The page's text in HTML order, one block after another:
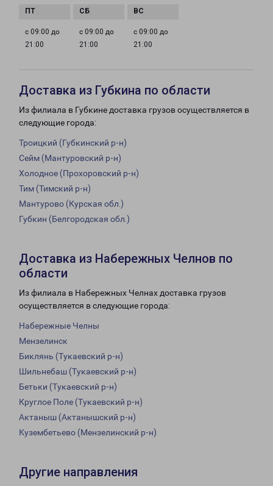
с 09:00 до
21:00
с 09:00 до
21:00
с 09:00 до
21:00
Доставка из Губкина по области
Из филиала в Губкине доставка грузов осуществляется в
следующие города:
Троицкий (Губкинский р-н)
Сейм (Мантуровский р-н)
Холодное (Прохоровский р-н)
Тим (Тимский р-н)
Мантурово (Курская обл.)
Губкин (Белгородская обл.)
Доставка из Набережных Челнов по
области
Из филиала в Набережных Челнах доставка грузов
осуществляется в следующие города:
Набережные Челны
Мензелинск
Биклянь (Тукаевский р-н)
Шильнебаш (Тукаевский р-н)
Бетьки (Тукаевский р-н)
Круглое Поле (Тукаевский р-н)
Актаныш (Актанышский р-н)
Кузембетьево (Мензелинский р-н)
Другие направления